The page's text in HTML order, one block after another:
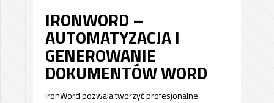
IRONWORD –
AUTOMATYZACJA I
GENEROWANIE
DOKUMENTÓW WORD
IronWord pozwala tworzyć profesjonalne